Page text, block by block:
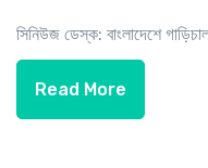
সিনিউজ ডেস্ক: বাংলাদেশে
Read More